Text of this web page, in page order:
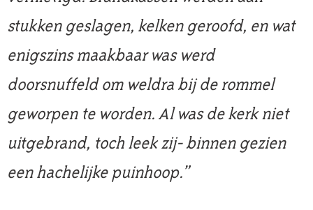
stukken geslagen, kelken geroofd, en wat
enigszins maakbaar was werd
doorsnuffeld om weldra bij de rommel
geworpen te worden. Al was de kerk niet
uitgebrand, toch leek zij- binnen gezien
een hachelijke puinhoop.”